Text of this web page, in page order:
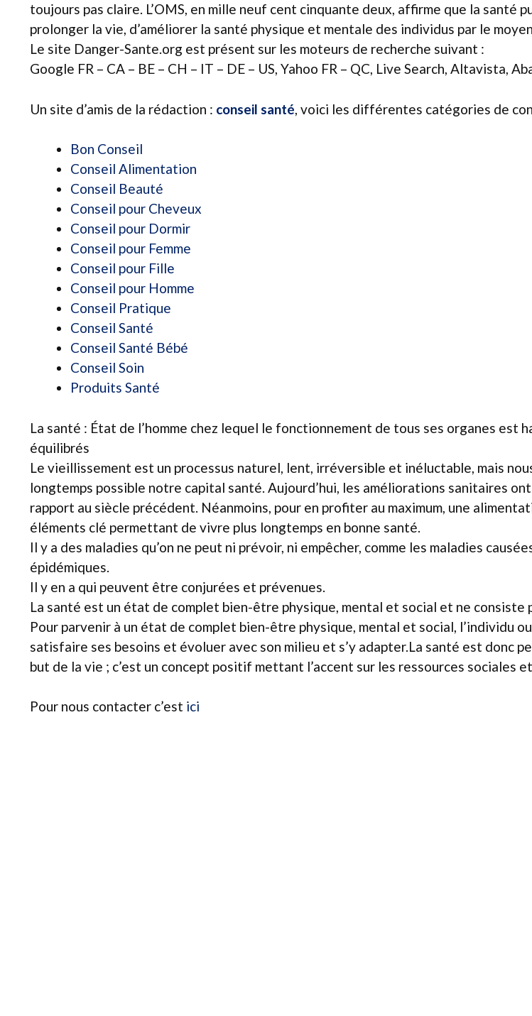
toujours pas claire. L’OMS, en mille neuf cent cinquante deux, affirme que la santé
prolonger la vie, d’améliorer la santé physique et mentale des individus par le
Le site Danger-Sante.org est présent sur les moteurs de recherche suivant :
Google FR – CA – BE – CH – IT – DE – US, Yahoo FR – QC, Live Search, Altavista,
Un site d’amis de la rédaction : conseil santé , voici les différentes catégories de
Bon Conseil
Conseil Alimentation
Conseil Beauté
Conseil pour Cheveux
Conseil pour Dormir
Conseil pour Femme
Conseil pour Fille
Conseil pour Homme
Conseil Pratique
Conseil Santé
Conseil Santé Bébé
Conseil Soin
Produits Santé
La santé : État de l’homme chez lequel le fonctionnement de tous ses organes
équilibrés
Le vieillissement est un processus naturel, lent, irréversible et inéluctable, mais
longtemps possible notre capital santé. Aujourd’hui, les améliorations sanitaires
rapport au siècle précédent. Néanmoins, pour en profiter au maximum, une
éléments clé permettant de vivre plus longtemps en bonne santé.
Il y a des maladies qu’on ne peut ni prévoir, ni empêcher, comme les maladies
épidémiques.
Il y en a qui peuvent être conjurées et prévenues.
La santé est un état de complet bien-être physique, mental et social et ne consiste
Pour parvenir à un état de complet bien-être physique, mental et social, l’individu
satisfaire ses besoins et évoluer avec son milieu et s’y adapter.La santé est donc
but de la vie ; c’est un concept positif mettant l’accent sur les ressources sociales
Pour nous contacter c’est ici